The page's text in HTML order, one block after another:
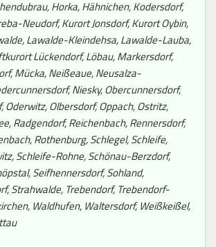
Horka, Hähnichen, Kodersdorf,
Neudorf, Kurort Jonsdorf, Kurort Oybin,
Lawalde-Kleindehsa, Lawalde-Lauba,
Lückendorf, Löbau, Markersdorf,
Mücka, Neißeaue, Neusalza-
Niesky, Obercunnersdorf,
Oderwitz, Olbersdorf, Oppach, Ostritz,
Radgendorf, Reichenbach, Rennersdorf,
Rothenburg, Schlegel, Schleife,
Schleife-Rohne, Schönau-Berzdorf,
Seifhennersdorf, Sohland,
Strahwalde, Trebendorf, Trebendorf-
Waldhufen, Waltersdorf, Weißkeißel,